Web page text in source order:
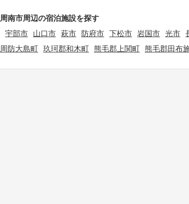
南市周辺の宿泊施設を探す
宇部市 山口市 萩市 防府市 下松市 岩国市 光市
防大島町 玖珂郡和木町 熊毛郡上関町 熊毛郡田布